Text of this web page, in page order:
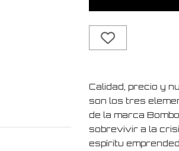
Calidad, precio y
son los tres
de la marca
sobrevivir a la
espíritu